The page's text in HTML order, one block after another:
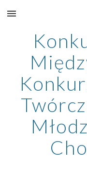
Skip to main content